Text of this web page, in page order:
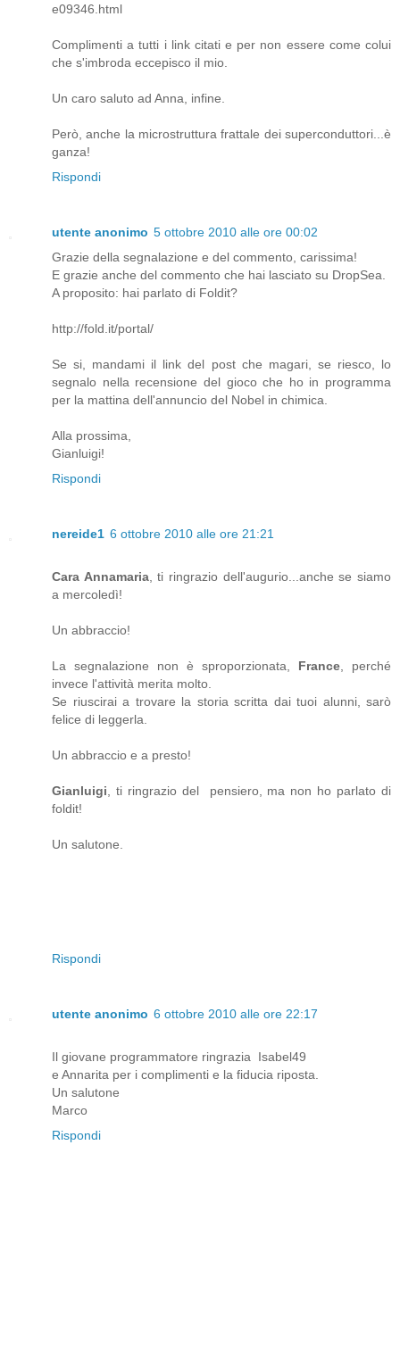
e09346.html
Complimenti a tutti i link citati e per non essere come colui
che s'imbroda eccepisco il mio.
Un caro saluto ad Anna, infine.
Però, anche la microstruttura frattale dei superconduttori...è
ganza!
Rispondi
utente anonimo 5 ottobre 2010 alle ore 00:02
Grazie della segnalazione e del commento, carissima!
E grazie anche del commento che hai lasciato su DropSea.
A proposito: hai parlato di Foldit?
http://fold.it/portal/
Se si, mandami il link del post che magari, se riesco, lo
segnalo nella recensione del gioco che ho in programma
per la mattina dell'annuncio del Nobel in chimica.
Alla prossima,
Gianluigi!
Rispondi
nereide1 6 ottobre 2010 alle ore 21:21
Cara Annamaria, ti ringrazio dell'augurio...anche se siamo
a mercoledì!
Un abbraccio!
La segnalazione non è sproporzionata, France , perché
invece l'attività merita molto.
Se riuscirai a trovare la storia scritta dai tuoi alunni, sarò
felice di leggerla.
Un abbraccio e a presto!
Gianluigi , ti ringrazio del pensiero, ma non ho parlato di
foldit!
Un salutone.
Rispondi
utente anonimo 6 ottobre 2010 alle ore 22:17
Il giovane programmatore ringrazia Isabel49
e Annarita per i complimenti e la fiducia riposta.
Un salutone
Marco
Rispondi